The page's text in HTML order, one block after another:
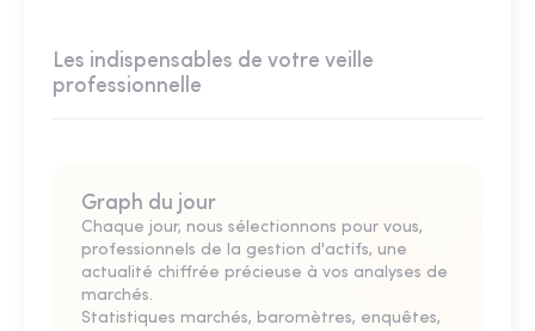
Les indispensables de votre veille
professionnelle
Graph du jour
Chaque jour, nous sélectionnons pour vous,
professionnels de la gestion d'actifs, une
actualité chiffrée précieuse à vos analyses de
marchés.
Statistiques marchés, baromètres, enquêtes,